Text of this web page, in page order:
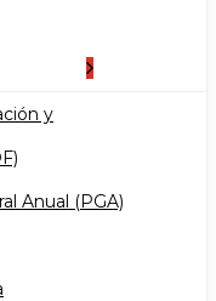
y
Anual (PGA)